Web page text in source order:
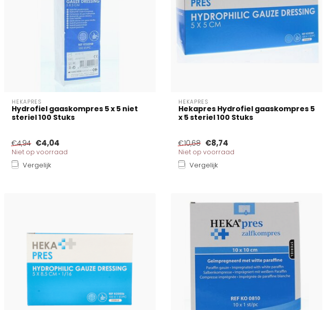
HEKAPRES
Hydrofiel gaaskompres 5 x 5 niet
steriel 100 Stuks
€4,94 €4,04
Niet op voorraad
Vergelijk
HEKAPRES
Hekapres Hydrofiel gaaskompres 5
x 5 steriel 100 Stuks
€10,68 €8,74
Niet op voorraad
Vergelijk